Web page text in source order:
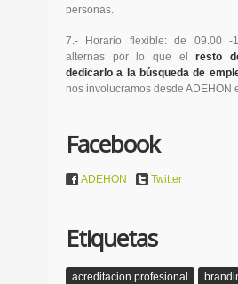
personas.
7.- Horario flexible: de 09.00 -
alternas por lo que elresto
dedicarlo a la búsqueda de
nos involucramos desde ADEHON
Facebook
ADEHON Twitter
Etiquetas
acreditacion profesional